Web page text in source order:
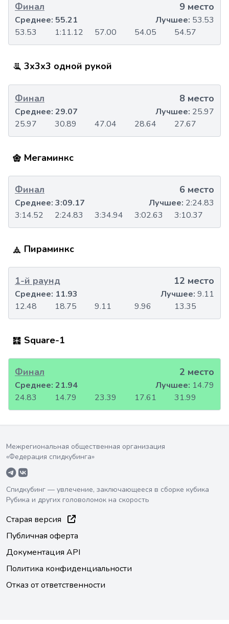
Финал 9 место
53.53 1:11.12 57.00 54.05 54.57
Среднее: 55.21 Лучшее: 53.53
3x3x3 одной рукой
Финал 8 место
25.97 30.89 47.04 28.64 27.67
Среднее: 29.07 Лучшее: 25.97
Мегаминкс
Финал 6 место
3:14.52 2:24.83 3:34.94 3:02.63 3:10.37
Среднее: 3:09.17 Лучшее: 2:24.83
Пираминкс
1-й раунд 12 место
12.48 18.75 9.11 9.96 13.35
Среднее: 11.93 Лучшее: 9.11
Square-1
Финал 2 место
24.83 14.79 23.39 17.61 31.99
Среднее: 21.94 Лучшее: 14.79
Межрегиональная общественная организация
«Федерация спидкубинга»
Спидкубинг — увлечение, заключающееся в сборке кубика
Рубика и других головоломок на скорость
Старая версия
Публичная оферта
Документация API
Политика конфиденциальности
Отказ от ответственности